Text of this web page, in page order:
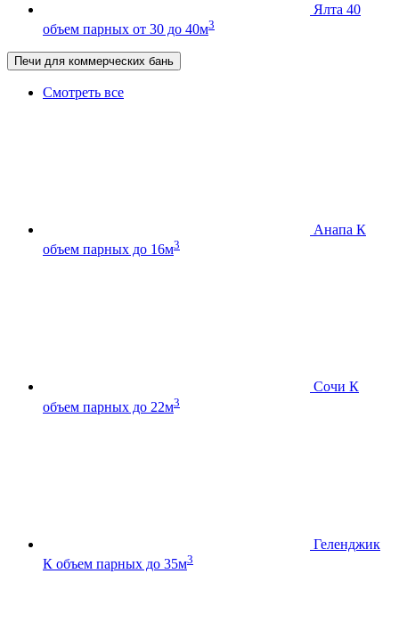
Ялта 40
объем парных от 30 до 40м3
Печи для коммерческих бань
Смотреть все
Анапа К
объем парных до 16м3
Сочи К
объем парных до 22м3
Геленджик
К объем парных до 35м3